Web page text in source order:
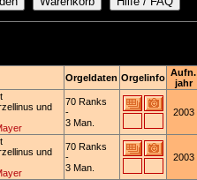
Orgeldaten Orgelinfo Aufn.
jahr
und
70 Ranks
-
3 Man.
2003
und
70 Ranks
-
3 Man.
2003